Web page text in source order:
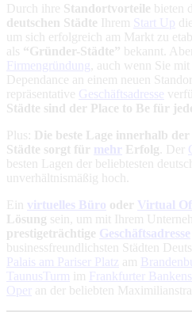
Durch ihre Standortvorteile bieten
deutschen Städte Ihrem Start Up
um sich erfolgreich am Markt zu
als “Gründer-Städte” bekannt.
Firmengründung
, auch wenn Sie
Dependance an einem neuen
repräsentative Geschäftsadresse
Städte sind der Place to Be für
Plus:
Die beste Lage innerhalb
Städte sorgt für mehr Erfolg . Der
besten Lagen der beliebtesten
unverhältnismäßig hoch.
Ein virtuelles Büro oder Virtual
Lösung sein, um mit Ihrem
prestigeträchtige Geschäftsadresse
businessfreundlichsten Städten
Palais am Pariser Platz am
TaunusTurm im Frankfurter
Oper
an der beliebten